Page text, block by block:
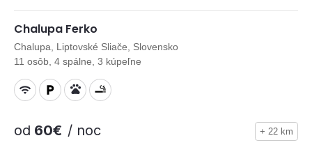
Chalupa Ferko
Chalupa, Liptovské Sliače, Slovensko
11 osôb, 4 spálne, 3 kúpeľne
od 60€ / noc + 22 km